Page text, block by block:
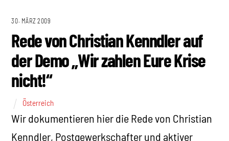
30. MÄRZ 2009
Rede von Christian Kenndler auf
der Demo „Wir zahlen Eure Krise
nicht!“
Österreich
Wir dokumentieren hier die Rede von Christian
Kenndler, Postgewerkschafter und aktiver